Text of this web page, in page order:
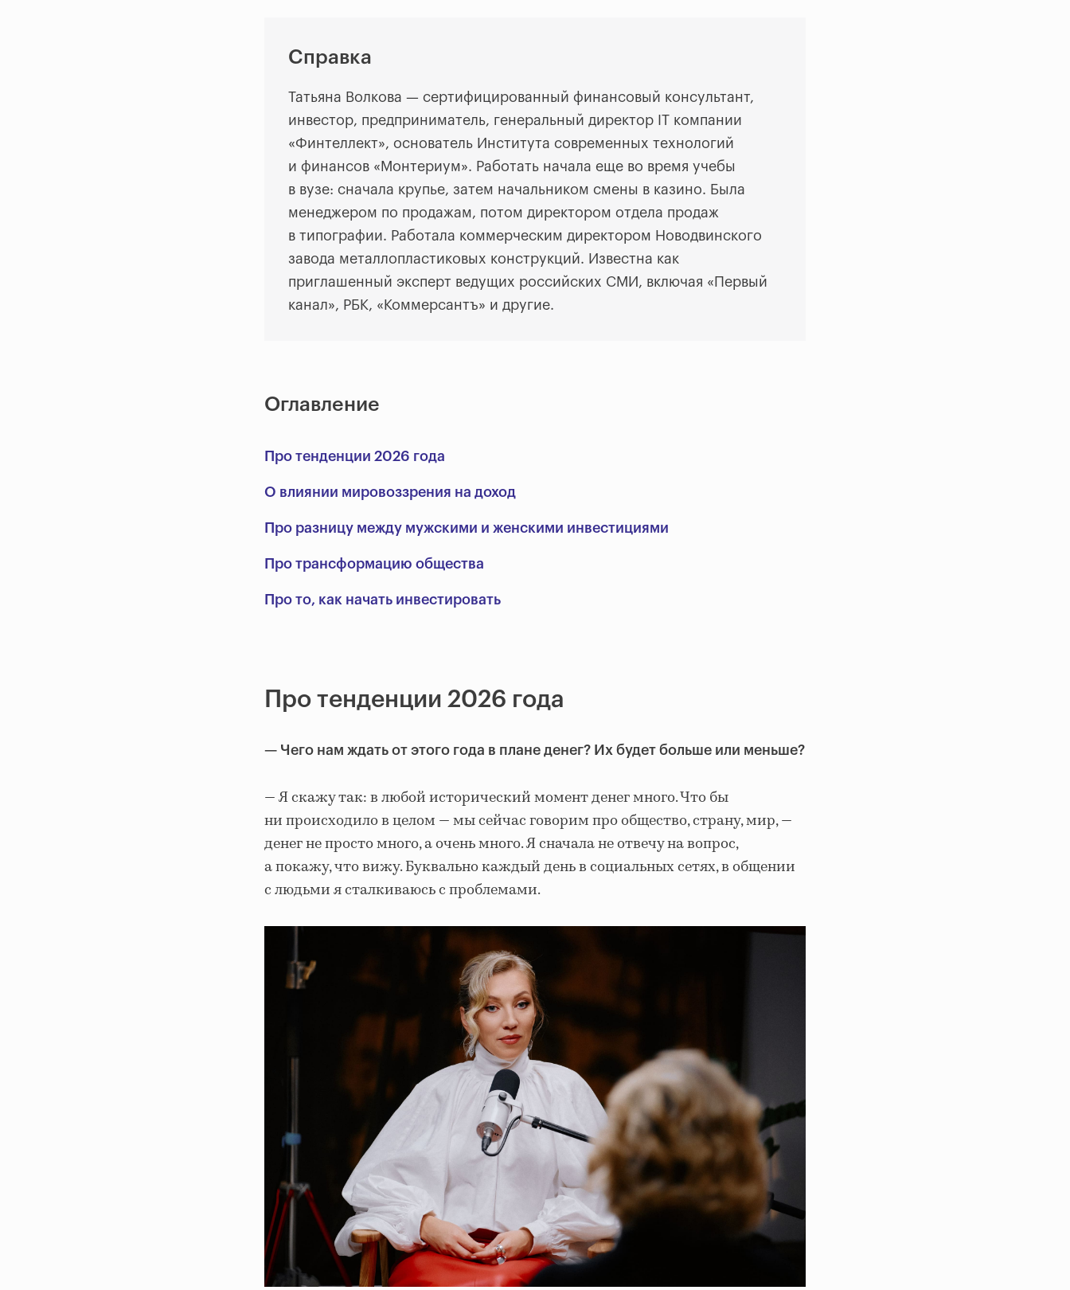
Справка
Татьяна Волкова — сертифицированный финансовый консультант,
инвестор, предприниматель, генеральный директор IT компании
«Финтеллект», основатель Института современных технологий
и финансов «Монтериум». Работать начала еще во время учебы
в вузе: сначала крупье, затем начальником смены в казино. Была
менеджером по продажам, потом директором отдела продаж
в типографии. Работала коммерческим директором Новодвинского
завода металлопластиковых конструкций. Известна как
приглашенный эксперт ведущих российских СМИ, включая «Первый
канал», РБК, «Коммерсантъ» и другие.
Оглавление
Про тенденции 2026 года
О влиянии мировоззрения на доход
Про разницу между мужскими и женскими инвестициями
Про трансформацию общества
Про то, как начать инвестировать
Про тенденции 2026 года
— Чего нам ждать от этого года в плане денег? Их будет больше или меньше?
— Я скажу так: в любой исторический момент денег много. Что бы
ни происходило в целом — мы сейчас говорим про общество, страну, мир, —
денег не просто много, а очень много. Я сначала не отвечу на вопрос,
а покажу, что вижу. Буквально каждый день в социальных сетях, в общении
с людьми я сталкиваюсь с проблемами.